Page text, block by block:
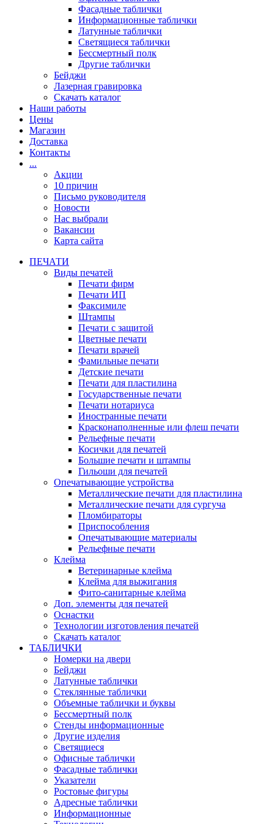
Фасадные таблички
Информационные таблички
Латунные таблички
Светящиеся таблички
Бессмертный полк
Другие таблички
Бейджи
Лазерная гравировка
Скачать каталог
Наши работы
Цены
Магазин
Доставка
Контакты
...
Акции
10 причин
Письмо руководителя
Новости
Нас выбрали
Вакансии
Карта сайта
ПЕЧАТИ
Виды печатей
Печати фирм
Печати ИП
Факсимиле
Штампы
Печати с защитой
Цветные печати
Печати врачей
Фамильные печати
Детские печати
Печати для пластилина
Государственные печати
Печати нотариуса
Иностранные печати
Красконаполненные или флеш печати
Рельефные печати
Косички для печатей
Большие печати и штампы
Гильоши для печатей
Опечатывающие устройства
Металлические печати для пластилина
Металлические печати для сургуча
Пломбираторы
Приспособления
Опечатывающие материалы
Рельефные печати
Клейма
Ветеринарные клейма
Клейма для выжигания
Фито-санитарные клейма
Доп. элементы для печатей
Оснастки
Технологии изготовления печатей
Скачать каталог
ТАБЛИЧКИ
Номерки на двери
Бейджи
Латунные таблички
Стеклянные таблички
Объемные таблички и буквы
Бессмертный полк
Стенды информационные
Другие изделия
Светящиеся
Офисные таблички
Фасадные таблички
Указатели
Ростовые фигуры
Адресные таблички
Информационные